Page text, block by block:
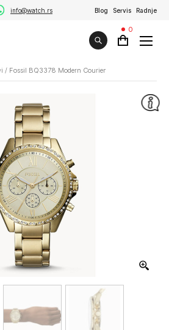
info@watch.rs Blog Servis Radnje
0
/ Fossil BQ3378 Modern Courier